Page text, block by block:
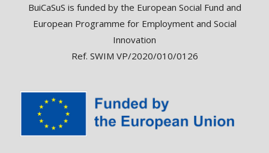
BuiCaSuS is funded by the European Social Fund and
European Programme for Employment and Social
Innovation
Ref. SWIM VP/2020/010/0126